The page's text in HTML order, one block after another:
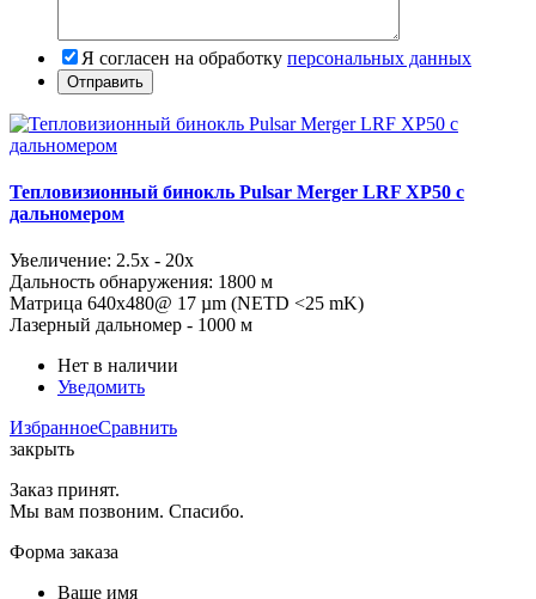
Я согласен на обработку персональных данных
Тепловизионный бинокль Pulsar Merger LRF XP50 с
дальномером
Увеличение: 2.5x - 20x
Дальность обнаружения: 1800 м
Матрица 640x480@ 17 µm (NETD <25 mK)
Лазерный дальномер - 1000 м
Нет в наличии
Уведомить
ИзбранноеСравнить
закрыть
Заказ принят.
Мы вам позвоним. Спасибо.
Форма заказа
Ваше имя